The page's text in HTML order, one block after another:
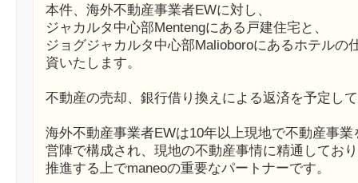
本件、海外不動産事業者EWに対し、
ジャカルタ中心部Mentengにある戸建住宅と、
ジョグジャカルタ中心部Malioboroにあるホテルの
資いたします。
不動産の売却、銀行借り換えによる返済を予定し
海外不動産事業者EWは10年以上現地で不動産事
営陣で構成され、現地の不動産事情に精通してお
推進する上でmaneoの重要なパートナーです。